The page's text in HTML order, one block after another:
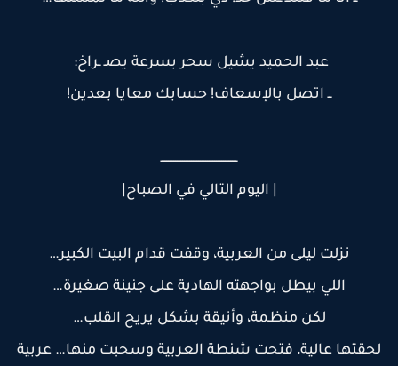
عبد الحميد يشيل سحر بسرعة يصـ ـراخ:
ــ اتصل بالإسعاف! حسابك معايا بعدين!
ـــــــــــــــــــــــــــــــــــــــــــ
| اليوم التالي في الصباح|
نزلت ليلى من العربية، وقفت قدام البيت الكبير…
اللي بيطل بواجهته الهادية على جنينة صغيرة…
لكن منظمة، وأنيقة بشكل يريح القلب…
لحقتها عالية، فتحت شنطة العربية وسحبت منها… عربية